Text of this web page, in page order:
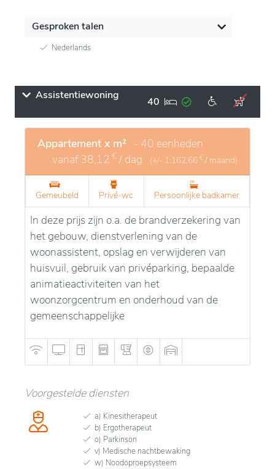
Gesproken talen
Nederlands
Assistentiewoning 40
Appartement x m² - 40 eenheden
vanaf38,12 € / dag (+/- 1.162,66 € / maand)
Gemeubeld Privé-wc Persoonlijke badkamer
In deze prijs zijn o.a. de brandverzekering van
het gebouw, dienstverlening van de
woonassistent, opslag en verwijderen van
huisvuil, gebruik van privéparking, bepaalde
animatieactiviteiten van het
woonzorgcentrum en onderhoud van de
gemeenschappelijke
Voorgestelde diensten
a) Kinesitherapeut
b) Ergotherapeut
o) Parkinson
v) Medische nachtbewaking
w) Noodoproepsysteem